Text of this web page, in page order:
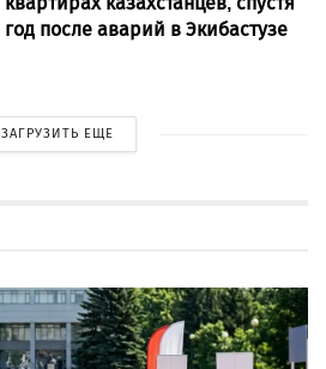
год после аварий в Экибастузе
ЗАГРУЗИТЬ ЕЩЕ